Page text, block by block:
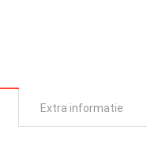
Extra informatie